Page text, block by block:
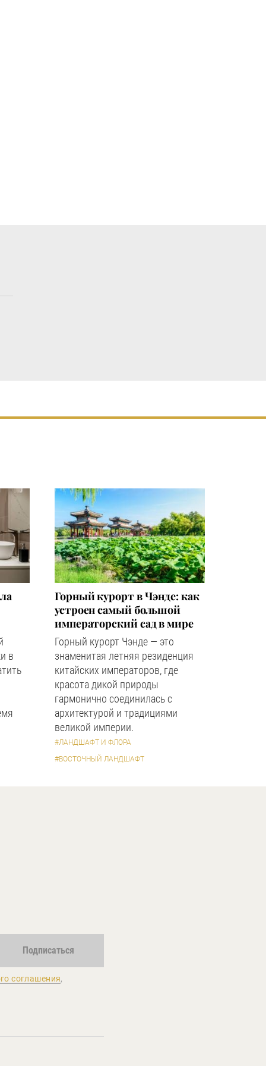
в
Горный курорт в Чэнде: как
устроен самый большой
императорский сад в мире
Горный курорт Чэнде — это
знаменитая летняя резиденция
китайских императоров, где
красота дикой природы
гармонично соединилась с
архитектурой и традициями
великой империи.
#ЛАНДШАФТ И ФЛОРА
#ВОСТОЧНЫЙ ЛАНДШАФТ
Подписаться
соглашения,